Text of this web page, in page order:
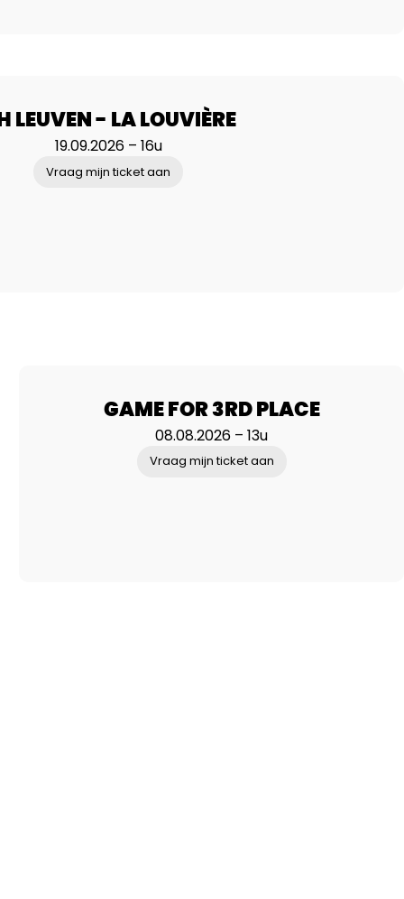
LEUVEN - LA LOUVIÈRE
19.09.2026 – 16u
Vraag mijn ticket aan
GAME FOR 3RD PLACE
08.08.2026 – 13u
Vraag mijn ticket aan